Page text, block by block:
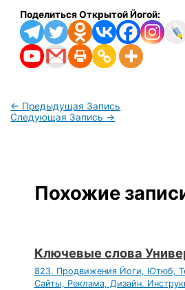
Поделиться Открытой Йогой:
← Предыдущая Запись
Следующая Запись →
Похожие
Ключевые слова
823. Продвижения Йоги, Ютюб,
Сайты, Реклама, Дизайн.